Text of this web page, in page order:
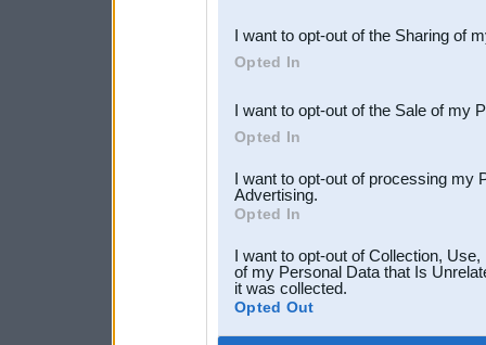
Downstream Participants
third parties.
I want to opt-out of the Sharing of
Opted In
I want to opt-out of the Sale of my
Opted In
I want to opt-out of processing my
Advertising.
Opted In
I want to opt-out of Collection,
of my Personal Data that Is
it was collected.
Opted Out